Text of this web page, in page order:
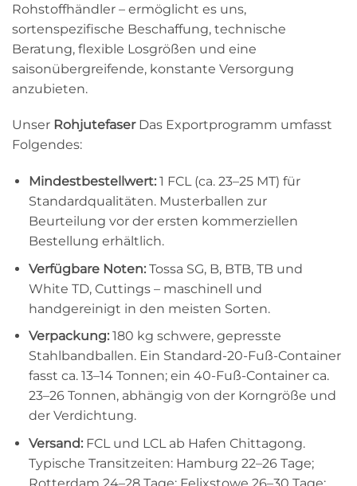
Rohstoffhändler – ermöglicht es uns,
sortenspezifische Beschaffung, technische
Beratung, flexible Losgrößen und eine
saisonübergreifende, konstante Versorgung
anzubieten.
Unser RohjutefaserDas Exportprogramm umfasst
Folgendes:
Mindestbestellwert:1 FCL (ca. 23–25 MT) für
Standardqualitäten. Musterballen zur
Beurteilung vor der ersten kommerziellen
Bestellung erhältlich.
Verfügbare Noten:Tossa SG, B, BTB, TB und
White TD, Cuttings – maschinell und
handgereinigt in den meisten Sorten.
Verpackung:180 kg schwere, gepresste
Stahlbandballen. Ein Standard-20-Fuß-Container
fasst ca. 13–14 Tonnen; ein 40-Fuß-Container ca.
23–26 Tonnen, abhängig von der Korngröße und
der Verdichtung.
Versand:FCL und LCL ab Hafen Chittagong.
Typische Transitzeiten: Hamburg 22–26 Tage;